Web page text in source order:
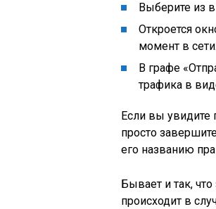
Выберите из
Откроется
момент в сети.
В графе
трафика в
Если вы увидите
просто
его названию
Бывает и так,
происходит в